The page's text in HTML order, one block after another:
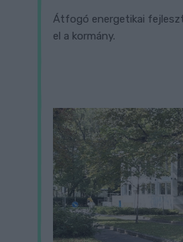
Átfogó energetikai
el a kormány.